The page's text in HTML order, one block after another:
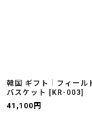
韓国 ギフト｜フィール
バスケット
[ KR-003]
41,100 円